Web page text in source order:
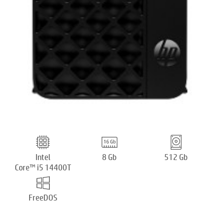
Intel
Core™ i5 14400T
8 Gb 512 Gb
FreeDOS